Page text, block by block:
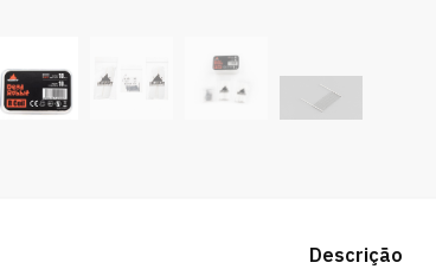
Descrição